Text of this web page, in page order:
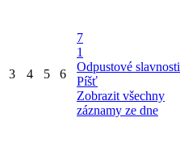
3 4 5 6
7
1
Odpustové slavnosti
Píšť
Zobrazit všechny
záznamy ze dne